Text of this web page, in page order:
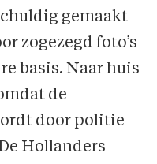
gemaakt
zogezegd foto’s
basis. Naar huis
de
door politie
Hollanders